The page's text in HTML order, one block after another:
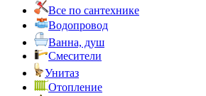
Все по сантехнике
Водопровод
Ванна, душ
Смесители
Унитаз
Отопление